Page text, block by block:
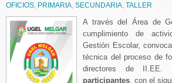
OFICIOS, PRIMARIA, SECUNDARIA, TALLER
A través del Área de
cumplimiento de
Gestión Escolar,
técnica del proceso de
directores de
participantes, con el